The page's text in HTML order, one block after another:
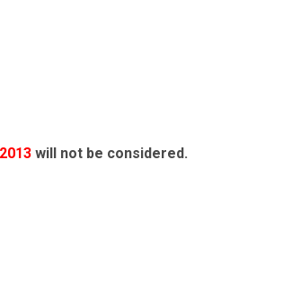
will not be considered.